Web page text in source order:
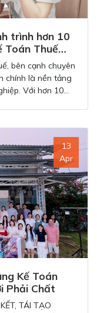
trình hơn 10
Toán Thuế
bên cạnh chuyên
chính là nền tảng
Với hơn 10
đáng tin cậy
13
Apr
Kế Toán
Phải Chất
TÁI TẠO